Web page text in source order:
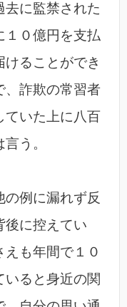
去に監禁された
１０億円を支払
ることができ
、詐欺の常習者
ていた上に八百
う。
例に漏れず反
後に控えてい
も年間で１０
いると身近の関